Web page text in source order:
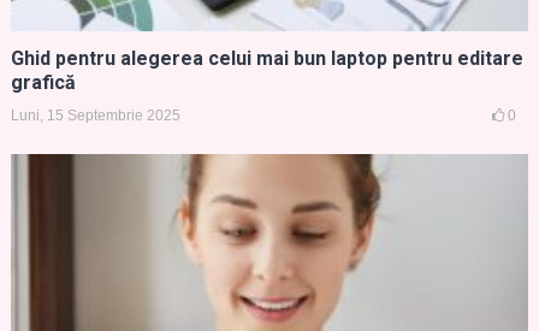
Ghid pentru alegerea celui mai bun laptop pentru editare
grafică
Luni, 15 Septembrie 2025 0